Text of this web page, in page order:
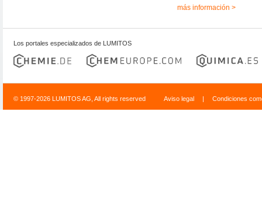
más información >
Los portales especializados de LUMITOS
© 1997-2026 LUMITOS AG, All rights reserved Aviso legal | Condiciones